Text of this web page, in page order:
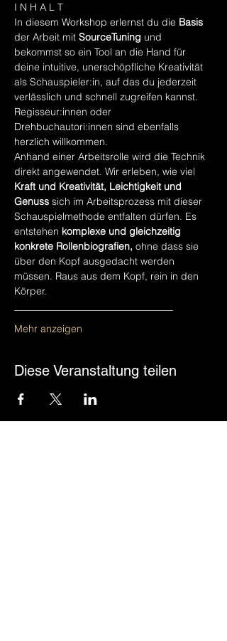
I N H A L T
In diesem Workshop erlernst du die Basis
der Arbeit mit SourceTuning und
bekommst so ein Tool an die Hand für
deine intuitive, unerschöpfliche Kreativität
als Schauspieler:in, auf das du jederzeit
verlässlich und schnell zugreifen kannst.
Regisseur:innen oder
Drehbuchautori:innen sind ebenfalls
herzlich willkommen.
Anhand einer Arbeitsrolle wird die Technik
direkt angewendet. Wir erleben, wie viel
Kraft und Kreativität, Leichtigkeit und
Genuss sich im Arbeitsprozess mit dieser
Schauspielmethode entfalten dürfen. Es
entstehen komplexe und gleichzeitig
konkrete Rollenbiografien, ohne dass sie
über den Kopf ausgedacht werden
müssen. Raus aus dem Kopf, rein in den
Körper.
Mehr anzeigen
Diese Veranstaltung teilen